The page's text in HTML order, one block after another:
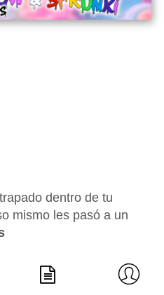
dentro de tu
mismo les pasó a un